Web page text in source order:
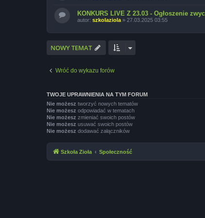
KONKURS LIVE Z 23.03 - Ogłoszenie
autor: szkolaziola » 27.03.2025 03:55
NOWY TEMAT
Wróć do wykazu forów
TWOJE UPRAWNIENIA NA TYM FORUM
Nie możesz tworzyć nowych tematów
Nie możesz odpowiadać w tematach
Nie możesz zmieniać swoich postów
Nie możesz usuwać swoich postów
Nie możesz dodawać załączników
Szkoła Zioła Społeczność